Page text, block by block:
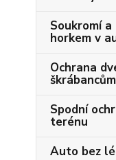
Soukromí
horkem v
Ochrana
škrábancům
Spodní
terénu
Auto bez